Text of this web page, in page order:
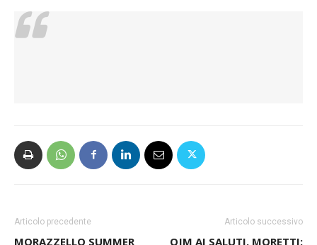
Articolo precedente
MORAZZELLO SUMMER
Articolo successivo
OJM AI SALUTI. MORETTI: